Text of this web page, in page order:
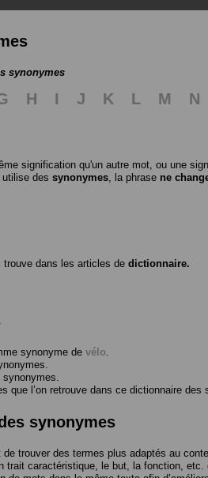
synonymes
H I J K L M N
signification qu'un autre mot, ou une
utilise des synonymes , la phrase ne
trouve dans les articles de dictionnaire.
synonyme de vélo
synonymes.
que l’on retrouve dans ce dictionnaire des
synonymes
de trouver des termes plus adaptés au
trait caractéristique, le but, la fonction,